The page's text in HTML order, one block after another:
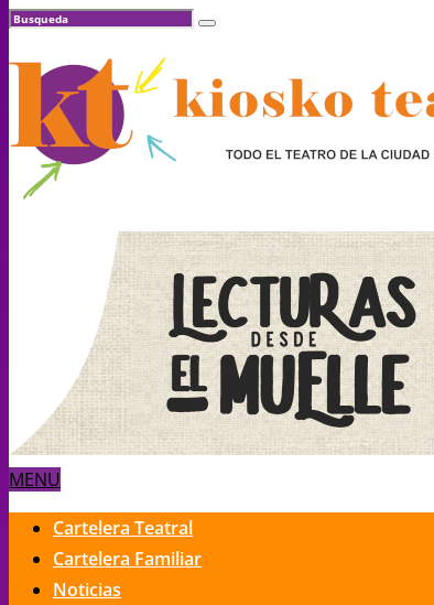
MENU
Cartelera Teatral
Cartelera Familiar
Noticias